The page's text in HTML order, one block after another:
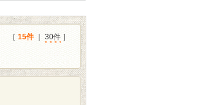
［ 15件｜ 30件 ］